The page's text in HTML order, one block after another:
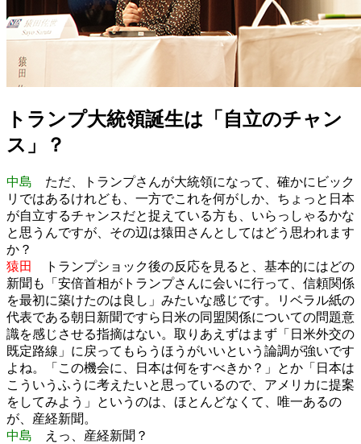
トランプ大統領誕生は「自立のチャン
ス」？
中島 ただ、トランプさんが大統領になって、確かにビック
リではあるけれども、一方でこれを何がしか、ちょっと日本
が自立するチャンスだと捉えている方も、いらっしゃるかな
と思うんですが、その辺は猿田さんとしてはどう思われます
か？
猿田
トランプショック後の反応を見ると、基本的にはどの
新聞も「安倍首相がトランプさんに会いに行って、信頼関係
を最初に築けたのは良し」みたいな感じです。リベラル紙の
代表である朝日新聞ですら日米の同盟関係についての問題意
識を感じさせる指摘はない。取りあえずはまず「日米外交の
既定路線」に戻ってもらうほうがいいという論調が強いです
よね。「この機会に、日本は何をすべきか？」とか「日本は
こういうふうに考えたいと思っているので、アメリカに提案
をしてみよう」というのは、ほとんどなくて、唯一あるの
が、産経新聞。
中島 えっ、産経新聞？